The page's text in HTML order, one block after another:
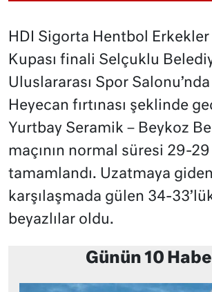
HDI Sigorta Hentbol
Kupası finali Selçuklu
Uluslararası Spor
Heyecan fırtınası şeklinde
Yurtbay Seramik – Beykoz
maçının normal süresi 29-29
tamamlandı. Uzatmaya giden
karşılaşmada gülen 34-
beyazlılar oldu.
Günün 10